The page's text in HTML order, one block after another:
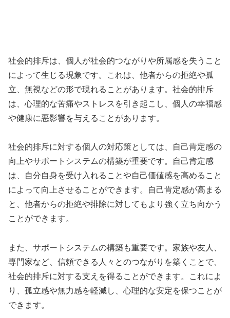
社会的排斥は、個人が社会的つながりや所属感を失うこと
によって生じる現象です。これは、他者からの拒絶や孤
立、無視などの形で現れることがあります。社会的排斥
は、心理的な苦痛やストレスを引き起こし、個人の幸福感
や健康に悪影響を与えることがあります。
社会的排斥に対する個人の対応策としては、自己肯定感の
向上やサポートシステムの構築が重要です。自己肯定感
は、自分自身を受け入れることや自己価値感を高めること
によって向上させることができます。自己肯定感が高まる
と、他者からの拒絶や排除に対してもより強く立ち向かう
ことができます。
また、サポートシステムの構築も重要です。家族や友人、
専門家など、信頼できる人々とのつながりを築くことで、
社会的排斥に対する支えを得ることができます。これによ
り、孤立感や無力感を軽減し、心理的な安定を保つことが
できます。